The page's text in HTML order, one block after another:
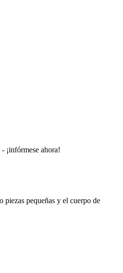
¡infórmese ahora!
pequeñas y el cuerpo de